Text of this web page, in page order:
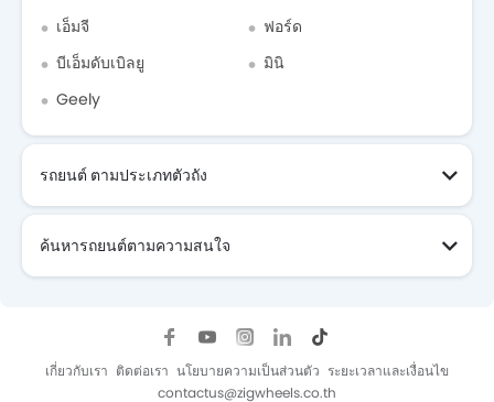
เอ็มจี
ฟอร์ด
บีเอ็มดับเบิลยู
มินิ
Geely
รถยนต์ ตามประเภทตัวถัง
ค้นหารถยนต์ตามความสนใจ
เกี่ยวกับเรา ติดต่อเรา นโยบายความเป็นส่วนตัว ระยะเวลาและเงื่อนไข
contactus@zigwheels.co.th